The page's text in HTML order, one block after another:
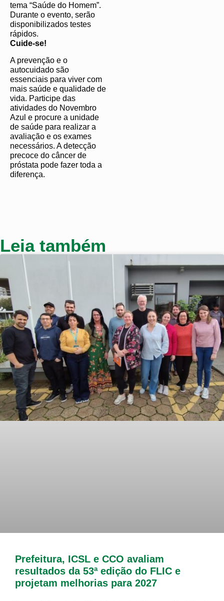
tema “Saúde do Homem”.
Durante o evento, serão
disponibilizados testes
rápidos.
Cuide-se!
A prevenção e o
autocuidado são
essenciais para viver com
mais saúde e qualidade de
vida. Participe das
atividades do Novembro
Azul e procure a unidade
de saúde para realizar a
avaliação e os exames
necessários. A detecção
precoce do câncer de
próstata pode fazer toda a
diferença.
Leia também
Prefeitura, ICSL e CCO avaliam
resultados da 53ª edição do FLIC e
projetam melhorias para 2027